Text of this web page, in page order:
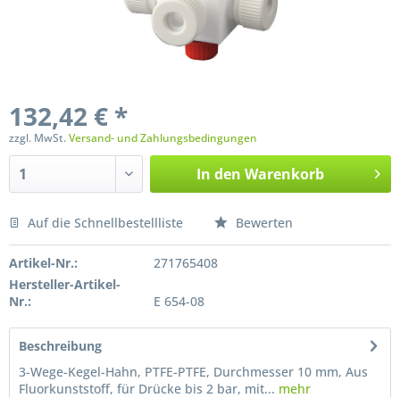
132,42 € *
zzgl. MwSt.Versand- und Zahlungsbedingungen
In den Warenkorb
Preis anfragen
Auf die Schnellbestellliste Bewerten
Artikel-Nr.:
271765408
Hersteller-Artikel-
Nr.:
E 654-08
Beschreibung
3-Wege-Kegel-Hahn, PTFE-PTFE, Durchmesser 10 mm, Aus
Fluorkunststoff, für Drücke bis 2 bar, mit... mehr